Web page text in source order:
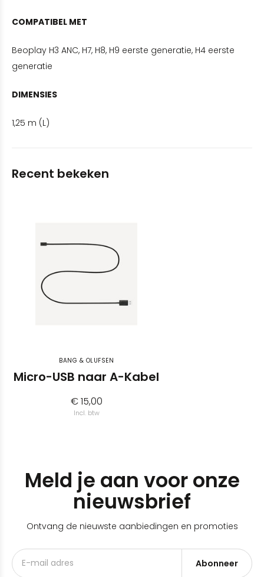
COMPATIBEL MET
Beoplay H3 ANC, H7, H8, H9 eerste generatie, H4 eerste
generatie
DIMENSIES
1,25 m (L)
Recent bekeken
BANG & OLUFSEN
Micro-USB naar A-Kabel
€ 15,00
Incl. btw
Meld je aan voor onze
nieuwsbrief
Ontvang de nieuwste aanbiedingen en promoties
Abonneer